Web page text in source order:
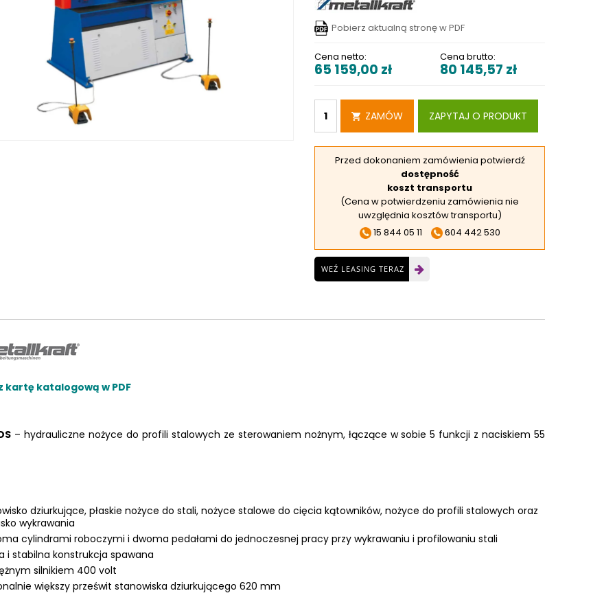
I URZĄDZENIA
WARSZTATOWE UNICRAFT
UNICRAFT
ZABEZPIECZAJĄCE UNICRAFT
UNICRAFT
BRAMOWE UNICRAFT
STOŁY SZLIFIERSKIE
SZLIFIERKI DO ELEKTROD
UCHWYTY DO OBROTNIKÓW
WYPOSAŻENIE DODATKOWE
Pobierz aktualną stronę w PDF
Cena netto:
65 159,00 zł
Cena brutto:
80 145,57 zł
ZAMÓW ZAPYTAJ O PRODUKT
Przed dokonaniem zamówienia potwierdź
dostępność
koszt transportu
(Cena w potwierdzeniu zamówienia nie
uwzględnia kosztów transportu)
15 844 05 11
604 442 530
WEŹ LEASING TERAZ
kartę katalogową w PDF
– hydrauliczne nożyce do profili stalowych ze sterowaniem nożnym, łączące w sobie 5 funkcji z naciskiem 55
dziurkujące, płaskie nożyce do stali, nożyce stalowe do cięcia kątowników, nożyce do profili stalowych oraz
wykrawania
cylindrami roboczymi i dwoma pedałami do jednoczesnej pracy przy wykrawaniu i profilowaniu stali
i stabilna konstrukcja spawana
silnikiem 400 volt
większy prześwit stanowiska dziurkującego 620 mm